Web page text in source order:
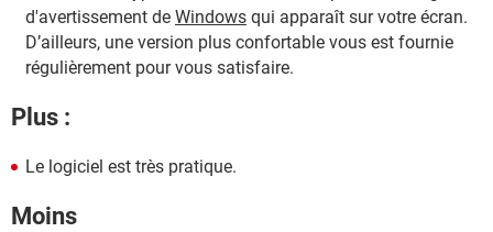
d'avertissement de Windows qui apparaît sur votre écran.
D’ailleurs, une version plus confortable vous est fournie
régulièrement pour vous satisfaire.
Plus :
Le logiciel est très pratique.
Moins